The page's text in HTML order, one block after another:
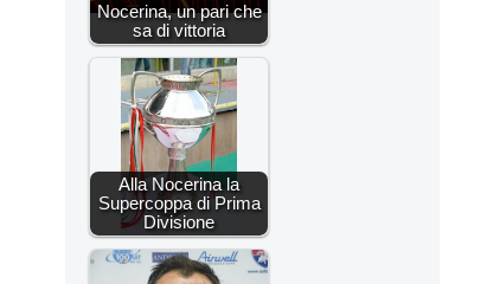
Nocerina, un pari che
sa di vittoria
Alla Nocerina la
Supercoppa di Prima
Divisione